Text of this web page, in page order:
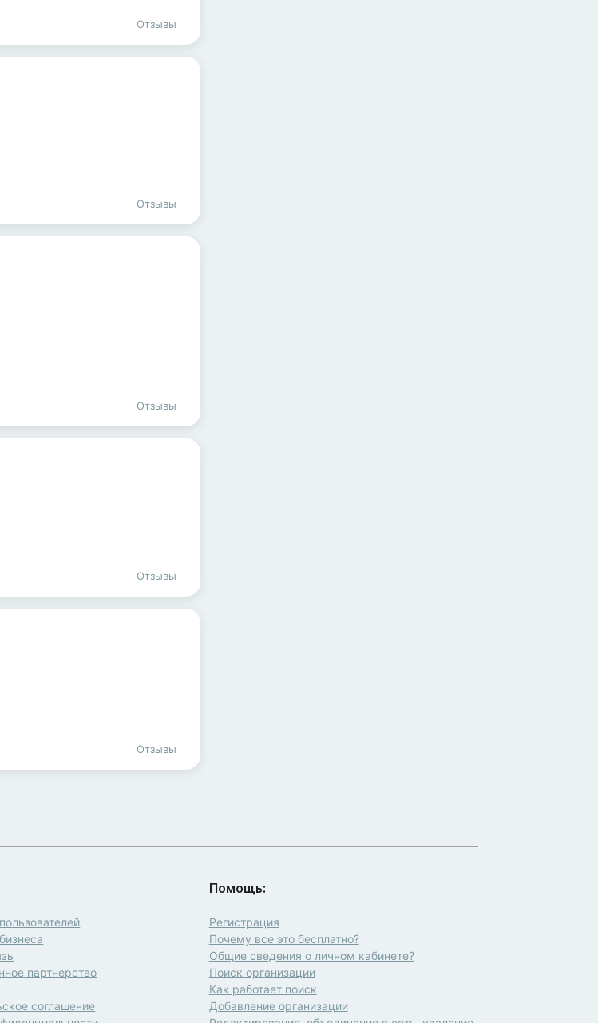
Отзывы
Отзывы
Отзывы
Отзывы
Отзывы
партнерство
соглашение
Помощь:
Регистрация
Почему все это бесплатно?
Общие сведения о личном кабинете?
Поиск организации
Как работает поиск
Добавление организации